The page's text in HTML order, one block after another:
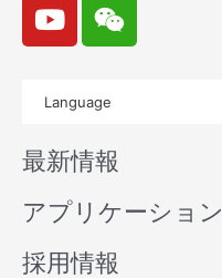
o
u
b
e
e
i
n
Language
最新情報
アプリケーション
採用情報